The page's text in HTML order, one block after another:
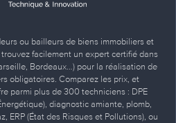
ou bailleurs de biens immobiliers et
facilement un expert certifié dans
Bordeaux…) pour la réalisation de
obligatoires. Comparez les prix, et
parmi plus de 300 techniciens : DPE
diagnostic amiante, plomb,
ERP (État des Risques et Pollutions), ou